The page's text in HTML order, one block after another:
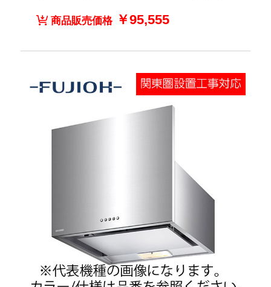
商品販売価格￥95,555